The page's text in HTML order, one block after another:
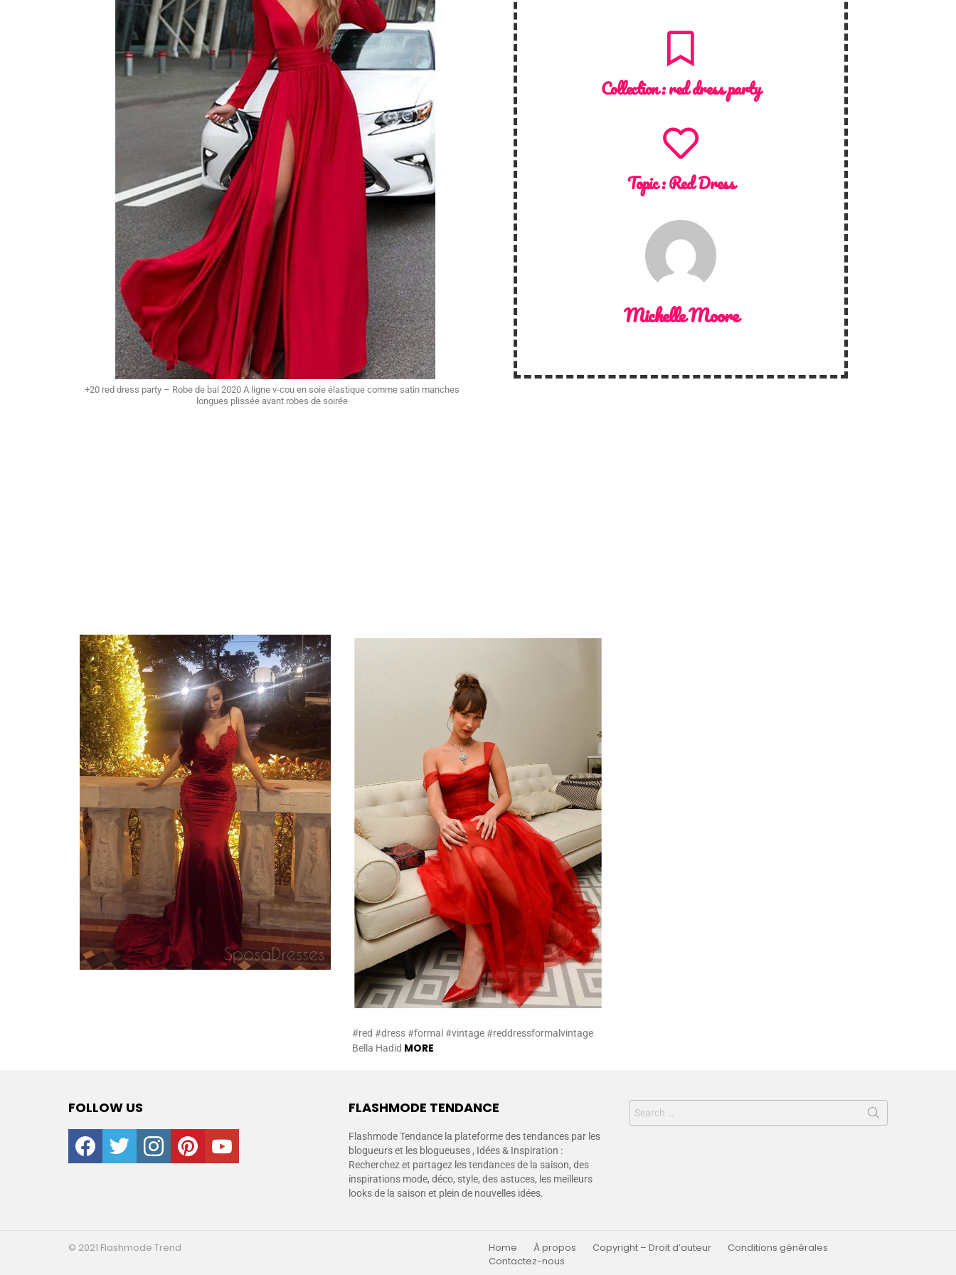
+20 red dress party – Robe de bal 2020 A ligne v-cou en soie élastique comme satin manches
longues plissée avant robes de soirée
Collection :red dress party
Topic :Red Dress
Michelle Moore
#red #dress #formal #vintage #reddressformalvintage
Bella Hadid MORE
FOLLOW US
facebooktwitter instagrampinterestyoutube
FLASHMODE TENDANCE
Flashmode Tendance la plateforme des tendances par les
blogueurs et les blogueuses , Idées & Inspiration :
Recherchez et partagez les tendances de la saison, des
inspirations mode, déco, style, des astuces, les meilleurs
looks de la saison et plein de nouvelles idées.
© 2021 Flashmode Trend Home À propos Copyright – Droit d’auteur
Conditions générales
Contactez-nous